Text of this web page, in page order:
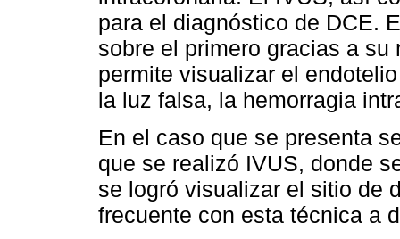
para el diagnóstico de DCE.
sobre el primero gracias a
permite visualizar el
la luz falsa, la hemorragia
En el caso que se presenta
que se realizó IVUS, donde
se logró visualizar el sitio de
frecuente con esta técnica a